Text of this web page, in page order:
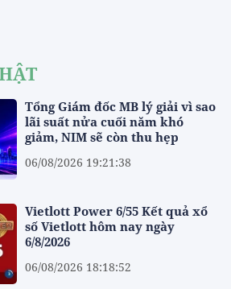
Tổng Giám đốc MB lý giải vì sao
lãi suất nửa cuối năm khó
giảm, NIM sẽ còn thu hẹp
06/08/2026 19:21:38
Vietlott Power 6/55 Kết quả xổ
số Vietlott hôm nay ngày
6/8/2026
06/08/2026 18:18:52